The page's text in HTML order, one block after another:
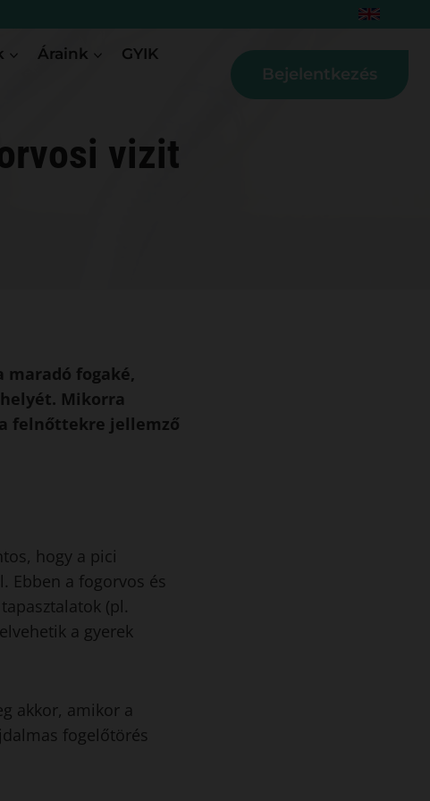
Áraink GYIK
Bejelentkezés
vizit
fogaké,
Mikorra
felnőttekre jellemző
hogy a pici
Ebben a fogorvos és
(pl.
a gyerek
akkor, amikor a
fogelőtörés